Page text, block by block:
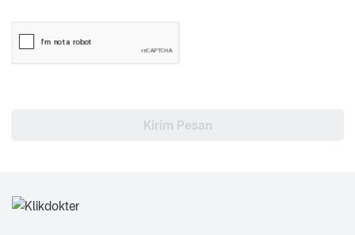
Kirim Pesan